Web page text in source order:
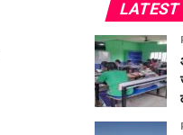
LATEST